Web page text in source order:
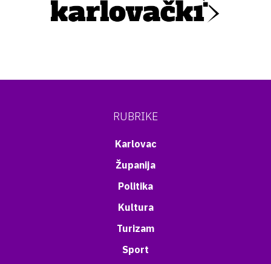
RUBRIKE
Karlovac
Županija
Politika
Kultura
Turizam
Sport